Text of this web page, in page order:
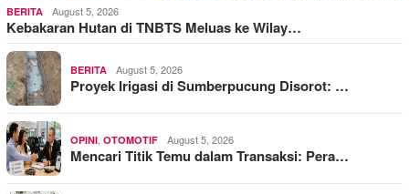
BERITA August 5, 2026
Kebakaran Hutan di TNBTS Meluas ke Wilay…
BERITA August 5, 2026
Proyek Irigasi di Sumberpucung Disorot: …
OPINI OTOMOTIF August 5, 2026
Mencari Titik Temu dalam Transaksi: Pera…